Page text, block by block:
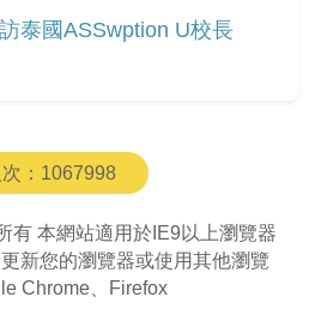
泰國ASSwption U校長
： 1067998
有 本網站適用於IE9以上瀏覽器
新您的瀏覽器或使用其他瀏覽
Chrome、Firefox